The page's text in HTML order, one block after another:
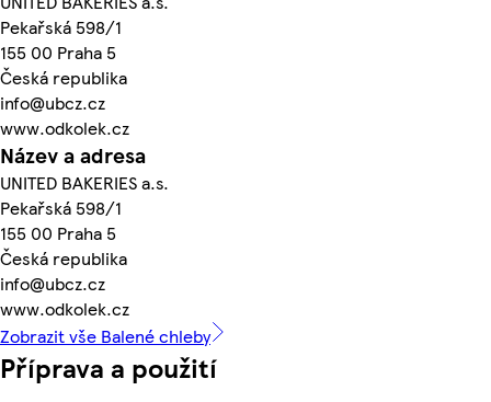
Pekařská 598/1
155 00 Praha 5
Česká republika
info@ubcz.cz
www.odkolek.cz
Název a adresa
UNITED BAKERIES a.s.
Pekařská 598/1
155 00 Praha 5
Česká republika
info@ubcz.cz
www.odkolek.cz
Zobrazit vše Balené chleby
Příprava a použití